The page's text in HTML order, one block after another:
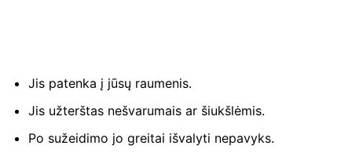
Jis patenka į jūsų raumenis.
Jis užterštas nešvarumais ar šiukšlėmis.
Po sužeidimo jo greitai išvalyti nepavyks.